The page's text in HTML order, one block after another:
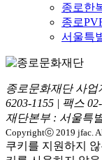
종로한
종로
서울특
종로문화재단 사업
6203-1155 | 팩스
재단본부 : 서울특
Copyrightⓒ 2019 jfac.
쿠키를 지원하지